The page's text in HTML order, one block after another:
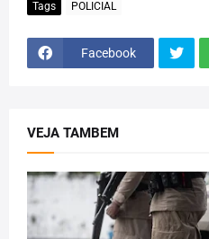
Tags POLICIAL
Facebook
VEJA TAMBEM